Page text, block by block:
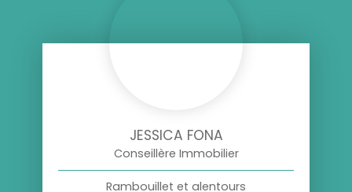
JESSICA FONA
Conseillère Immobilier
Rambouillet et alentours